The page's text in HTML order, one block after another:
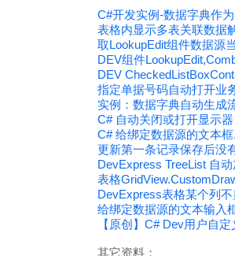
C#开发实例-数据字典作
表格内显示多表关联数据
取LookupEdit组件数据源
DEV组件
DEV
指定单据号码自动打开业
实例：数据字典自动生成
C# 自动关闭或打开显示器
C# 给绑定数据源的文本
更新第一条记录保存后没
DevExpress TreeList 自
表格
DevExpress表格某个列
给绑定数据源的文本输入
【原创】C# Dev用户自
其它资料：